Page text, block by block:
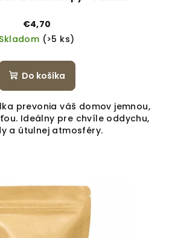
€4,70
Skladom (>5 ks)
Do košíka
prevonia váš domov jemnou,
Ideálny pre chvíle oddychu,
a útulnej atmosféry.